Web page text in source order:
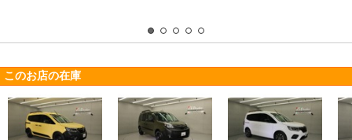
このお店の在庫